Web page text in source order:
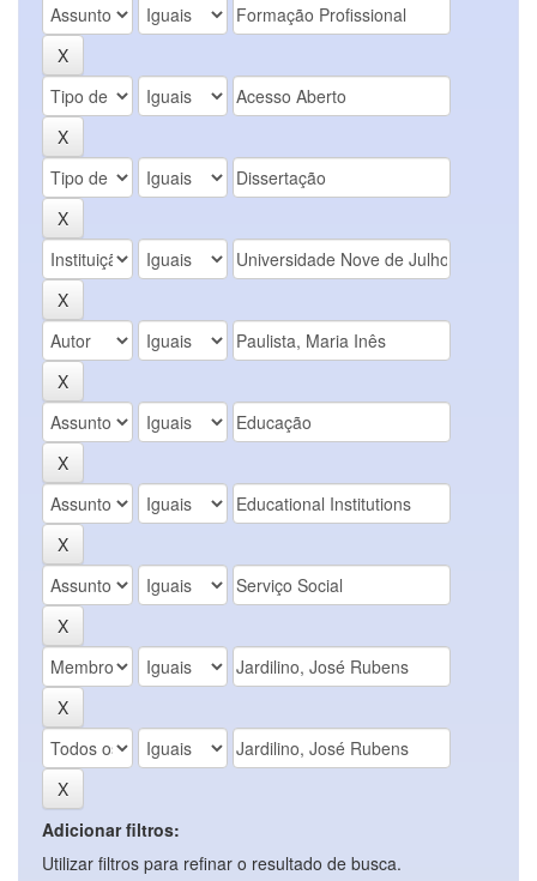
Adicionar filtros:
Utilizar filtros para refinar o resultado de busca.